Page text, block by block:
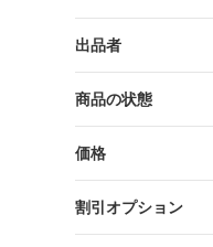
出品者
商品の状態
価格
割引オプション